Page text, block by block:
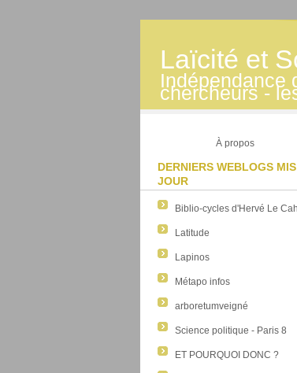
Laïcité et
Indépendance
chercheurs -
À propos
DERNIERS WEBLOGS
JOUR
Biblio-cycles d'Hervé Le
Latitude
Lapinos
Métapo infos
arboretumveigné
Science politique - Paris 8
ET POURQUOI DONC ?